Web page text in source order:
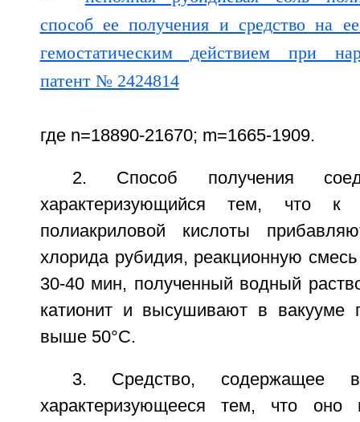
где n=18890-21670; m=1665-1909.
2. Способ получения
характеризующийся тем, что к
полиакриловой кислоты
хлорида рубидия, реакционную
30-40 мин, полученный водный
катионит и высушивают в вакууме
выше 50°С.
3. Средство, содержащее
характеризующееся тем, что